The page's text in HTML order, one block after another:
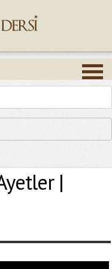
|